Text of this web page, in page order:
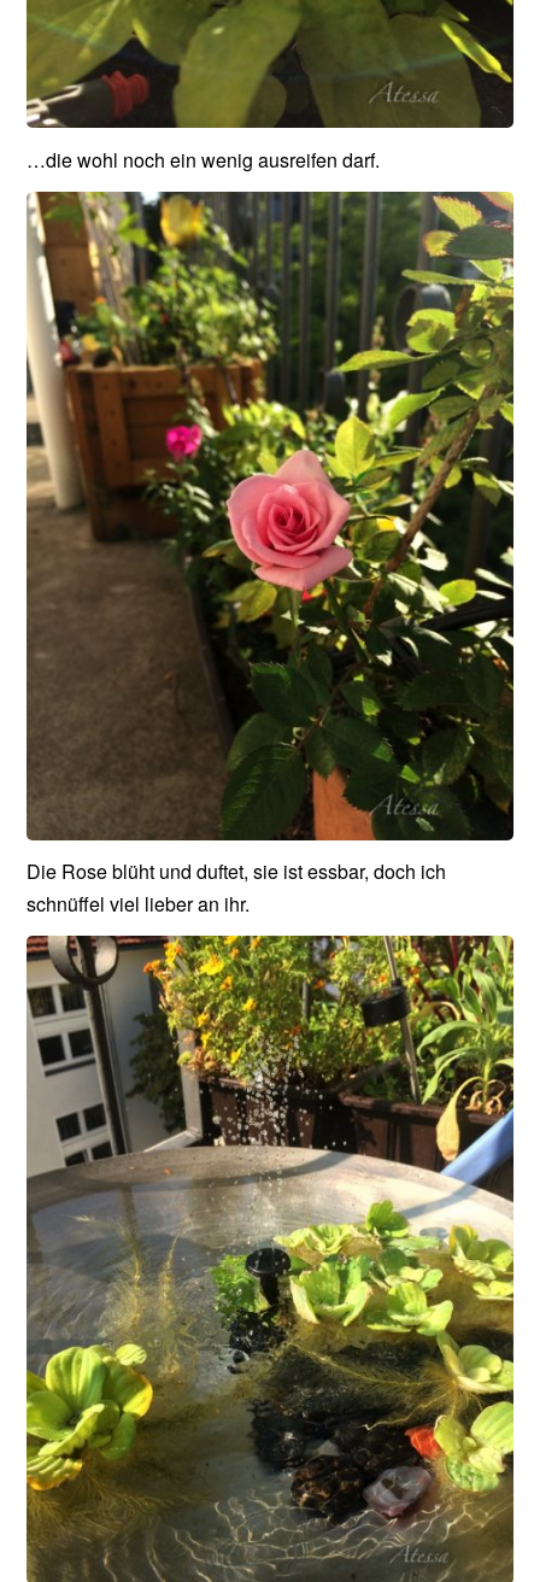
…die wohl noch ein wenig ausreifen darf.
Die Rose blüht und duftet, sie ist essbar, doch ich
schnüffel viel lieber an ihr.